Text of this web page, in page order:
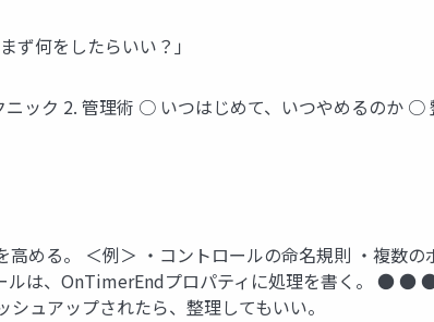
ず何をしたらいい？」
ック 2. 管理術 ○ いつはじめて、いつやめるのか ○
める。 ＜例＞ ・コントロールの命名規則 ・複数
は、OnTimerEndプロパティに処理を書く。 ● ●
ュアップされたら、整理してもいい。